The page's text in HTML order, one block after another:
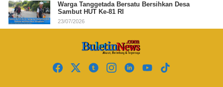
Warga Tanggetada Bersatu Bersihkan Desa
Sambut HUT Ke-81 RI
23/07/2026